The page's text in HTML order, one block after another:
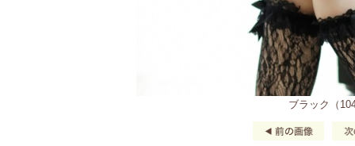
ブラック（